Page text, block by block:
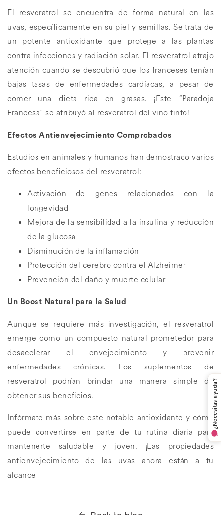
El resveratrol se encuentra de forma natural en las
uvas, específicamente en su piel y semillas. Se trata de
un potente antioxidante que protege a las plantas
contra infecciones y radiación solar. El resveratrol atrajo
atención cuando se descubrió que los franceses tenían
bajas tasas de enfermedades cardíacas, a pesar de
comer una dieta rica en grasas. ¡Este “Paradoja
Francesa” se atribuyó al resveratrol del vino tinto!
Efectos Antienvejecimiento Comprobados
Estudios en animales y humanos han demostrado varios
efectos beneficiosos del resveratrol:
Activación de genes relacionados con la
longevidad
Mejora de la sensibilidad a la insulina y reducción
de la glucosa
Disminución de la inflamación
Protección del cerebro contra el Alzheimer
Prevención del daño y muerte celular
Un Boost Natural para la Salud
Aunque se requiere más investigación, el resveratrol
emerge como un compuesto natural prometedor para
desacelerar el envejecimiento y prevenir
enfermedades crónicas. Los suplementos de
resveratrol podrían brindar una manera simple de
obtener sus beneficios.
Infórmate más sobre este notable antioxidante y cómo
puede convertirse en parte de tu rutina diaria para
mantenerte saludable y joven. ¡Las propiedades
antienvejecimiento de las uvas ahora están a tu
alcance!
¿Necesitas ayuda?
¿Hacen envíos a otros países?
Sí, únicamente hacemos envíos a USA, Canadá,
¿En cuánto tiempo envían mi pedido?
puede extenderse de 2 a 3 días hábiles.